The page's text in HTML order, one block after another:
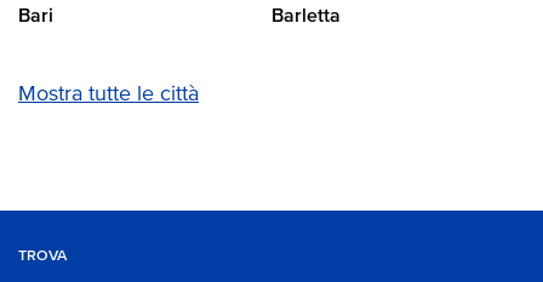
Bari Barletta
Mostra tutte le città
TROVA